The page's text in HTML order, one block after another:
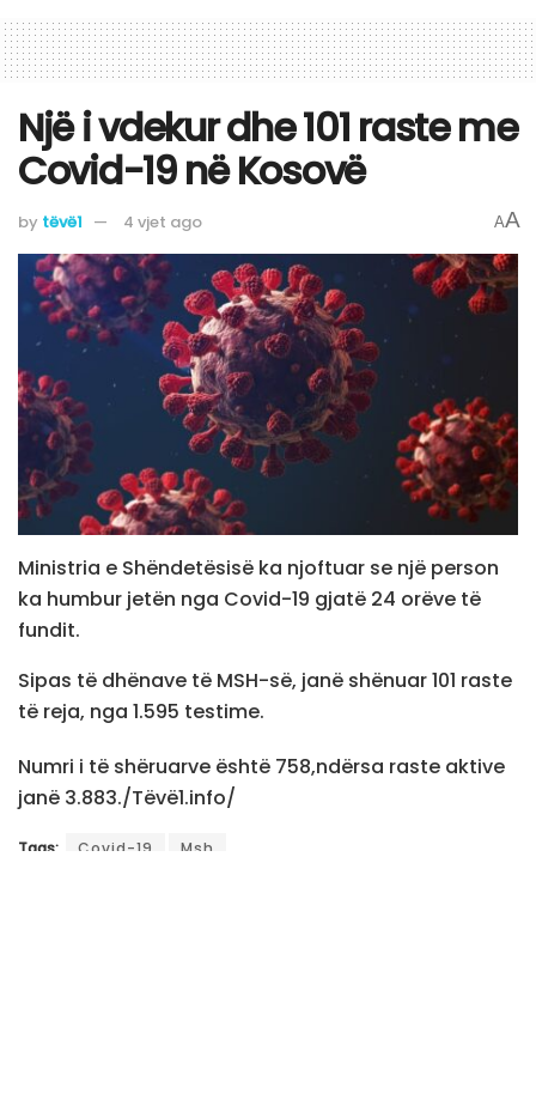
Një i vdekur dhe 101 raste me
Covid-19 në Kosovë
by tëvë1 4 vjet ago AA
Ministria e Shëndetësisë ka njoftuar se një person
ka humbur jetën nga Covid-19 gjatë 24 orëve të
fundit.
Sipas të dhënave të MSH-së, janë shënuar 101 raste
të reja, nga 1.595 testime.
Numri i të shëruarve është 758,ndërsa raste aktive
janë 3.883./Tëvë1.info/
Tags: Covid-19 Msh